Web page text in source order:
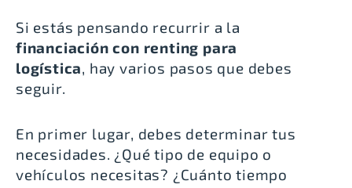
Si estás pensando recurrir a la
financiación con renting para
logística, hay varios pasos que debes
seguir.
En primer lugar, debes determinar tus
necesidades. ¿Qué tipo de equipo o
vehículos necesitas? ¿Cuánto tiempo